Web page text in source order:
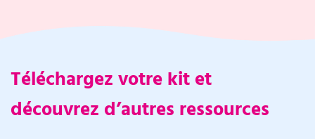
Téléchargez votre kit et
découvrez d’autres ressources